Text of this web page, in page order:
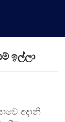
ඉල්ලා
අදානි